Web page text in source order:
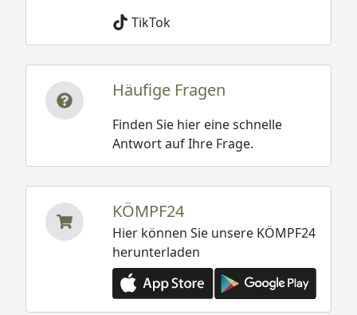
TikTok
Häufige Fragen
Finden Sie hier eine schnelle
Antwort auf Ihre Frage.
KÖMPF24
Hier können Sie unsere KÖMPF24
herunterladen